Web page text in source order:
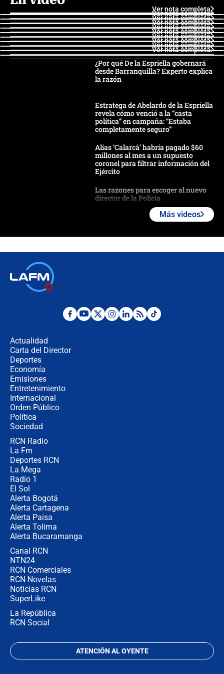
Ver nota completa
Ver nota completa
Ver nota completa
Ver nota completa
Ver nota completa
Ver nota completa
Ver nota completa
Ver nota completa
Ver nota completa
Ver nota completa
¿Por qué De la Espriella gobernará
desde Barranquilla? Experto explica
la razón
Estratega de Abelardo de la Espriella
revela cómo venció a la “casta
política” en campaña: “Estaba
completamente seguro”
Alias ‘Calarcá’ habría pagado $60
millones al mes a un supuesto
coronel para filtrar información del
Ejército
Las razones para escoger al nuevo
director de la Policía
futuro les espera a las cabalgatas en
"No hubo fraude ni posibilidad de
Más videos
Actualidad
Carta del Director
Deportes
Economía
Emisiones
Entretenimiento
Internacional
Orden Público
Política
Sociedad
RCN Radio
La Fm
Deportes RCN
La Mega
Radio 1
El Sol
Alerta Bogotá
Alerta Cartagena
Alerta Paisa
Alerta Tolima
Alerta Bucaramanga
Canal RCN
NTN24
RCN Comerciales
RCN Novelas
Noticias RCN
SuperLike
La República
RCN Social
ATENCIÓN AL OYENTE